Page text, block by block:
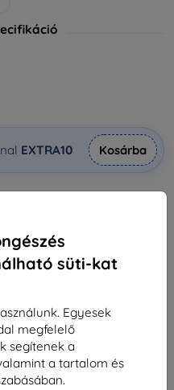
süti-kat
Egyesek
megfelelő
segítenek a
a tartalom és
EXTRA10 Kosárba